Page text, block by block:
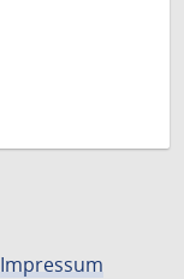
Impressum